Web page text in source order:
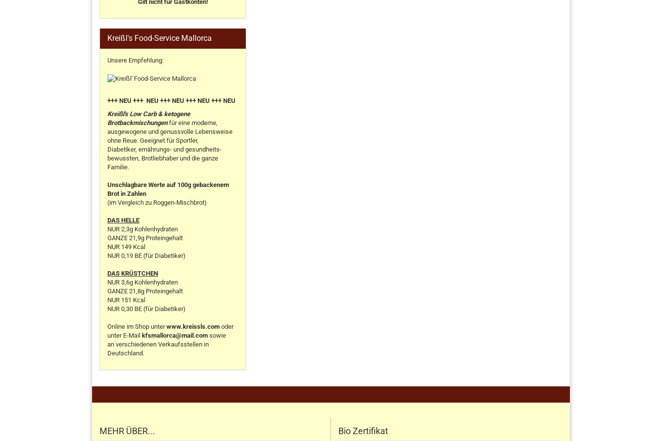
Gilt nicht für Gastkonten!
Kreißl's Food-Service Mallorca
Unsere Empfehlung:
+++ NEU +++ NEU +++ NEU +++ NEU +++ NEU
Kreißl's Low Carb & ketogene
Brotbackmischungenfür eine moderne,
ausgewogene und genussvolle Lebensweise
ohne Reue. Geeignet für Sportler,
Diabetiker, ernährungs- und gesundheits-
bewussten, Brotliebhaber und die ganze
Familie.
Unschlagbare Werte auf 100g gebackenem
Brot in Zahlen
(im Vergleich zu Roggen-Mischbrot)
DAS HELLE
NUR 2,3g Kohlenhydraten
GANZE 21,9g Proteingehalt
NUR 149 Kcal
NUR 0,19 BE (für Diabetiker)
DAS KRÜSTCHEN
NUR 3,6g Kohlenhydraten
GANZE 21,8g Proteingehalt
NUR 151 Kcal
NUR 0,30 BE (für Diabetiker)
Online im Shop unterwww.kreissls.com oder
unter E-Mail kfsmallorca@mail.com sowie
an verschiedenen Verkaufsstellen in
Deutschland.
.
MEHR ÜBER... Bio Zertifikat